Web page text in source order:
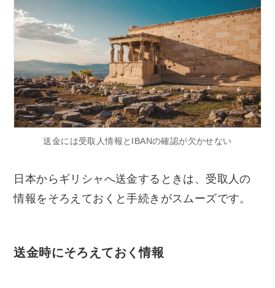
送金には受取人情報とIBANの確認が欠かせない
日本からギリシャへ送金するときは、受取人の
情報をそろえておくと手続きがスムーズです。
送金時にそろえておく情報